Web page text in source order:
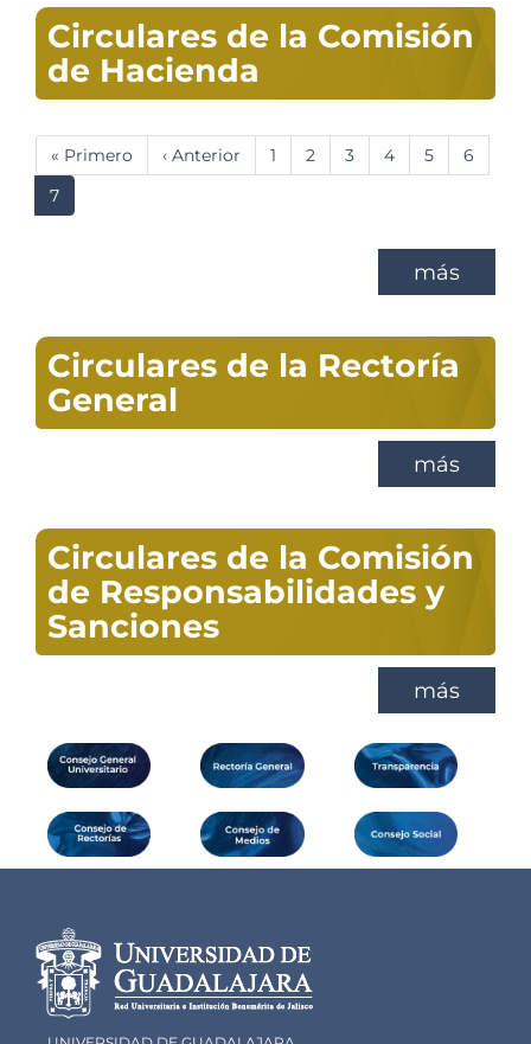
Circulares de la Comisión
de Hacienda
Paginación
Primera
página
« Primero
Página
anterior
‹ Anterior Página
1 Página
2 Página
3 Página
4 Página
5 Página
6
Página
actual
7
más
Circulares de la Rectoría
General
más
Circulares de la Comisión
de Responsabilidades y
Sanciones
más
Información del
portal